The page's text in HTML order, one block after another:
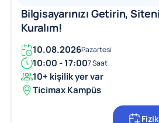
Bilgisayarınızı Getirin,
Kuralım!
10.08.2026Pazartesi
10:00 - 17:007 Saat
10+ kişilik yer var
Ticimax Kampüs